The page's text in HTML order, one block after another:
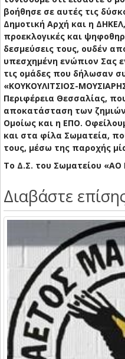
βοήθησε σε αυτές τις
Δημοτική Αρχή και η
προεκλογικές και
δεσμεύσεις τους, ουδέν
υπεσχημένη ενώπιον Σας
τις ομάδες που δήλωσαν
«ΚΟΥΚΟΥΛΙΤΣΙΟΣ-
Περιφέρεια Θεσσαλίας,
αποκατάσταση των
Ομοίως και η ΕΠΟ.
και στα φίλα Σωματεία,
τους, μέσω της παροχής
Το Δ.Σ. του Σωματείου «ΑΟ
Διαβάστε